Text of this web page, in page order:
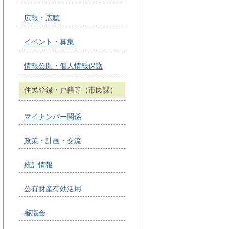
広報・広聴
イベント・募集
情報公開・個人情報保護
住民登録・戸籍等（市民課）
マイナンバー関係
政策・計画・交流
統計情報
公有財産有効活用
審議会